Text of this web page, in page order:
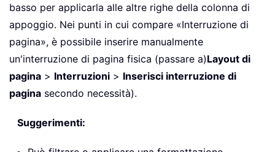
basso per applicarla alle altre righe della colonna di
appoggio. Nei punti in cui compare «Interruzione di
pagina», è possibile inserire manualmente
un'interruzione di pagina fisica (passare a)Layout di
pagina > Interruzioni > Inserisci interruzione di
pagina secondo necessità).
Suggerimenti: